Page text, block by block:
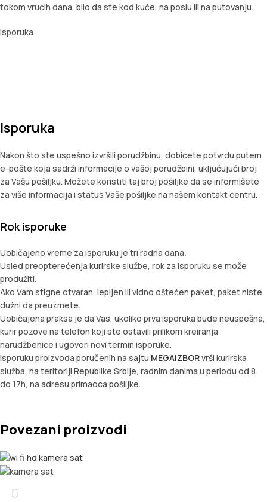
tokom vrućih dana, bilo da ste kod kuće, na poslu ili na putovanju.
Isporuka
Isporuka
Nakon što ste uspešno izvršili porudžbinu, dobićete potvrdu putem
e-pošte koja sadrži informacije o vašoj porudžbini, uključujući broj
za Vašu pošiljku. Možete koristiti taj broj pošiljke da se informišete
za više informacija i status Vaše pošiljke na našem kontakt centru.
Rok isporuke
Uobičajeno vreme za isporuku je tri radna dana.
Usled preopterećenja kurirske službe, rok za isporuku se može
produžiti.
Ako Vam stigne otvaran, lepljen ili vidno oštećen paket, paket niste
dužni da preuzmete.
Uobičajena praksa je da Vas, ukoliko prva isporuka bude neuspešna,
kurir pozove na telefon koji ste ostavili prilikom kreiranja
narudžbenice i ugovori novi termin isporuke.
Isporuku proizvoda poručenih na sajtu MEGAIZBORvrši kurirska
služba, na teritoriji Republike Srbije, radnim danima u periodu od 8
do 17h, na adresu primaoca pošiljke.
Povezani proizvodi